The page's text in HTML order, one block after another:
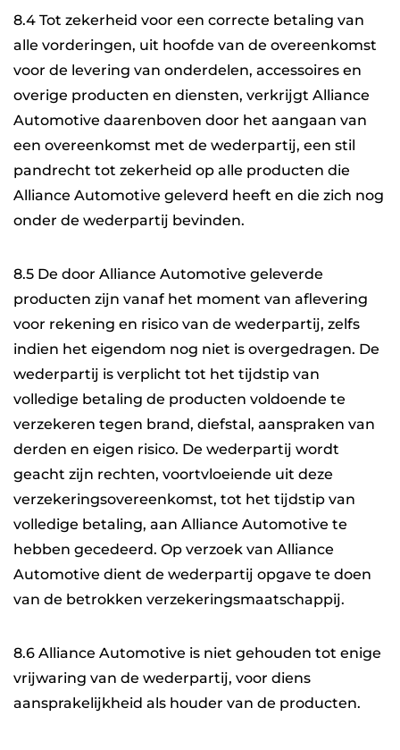
8.4 Tot zekerheid voor een correcte betaling van
alle vorderingen, uit hoofde van de overeenkomst
voor de levering van onderdelen, accessoires en
overige producten en diensten, verkrijgt Alliance
Automotive daarenboven door het aangaan van
een overeenkomst met de wederpartij, een stil
pandrecht tot zekerheid op alle producten die
Alliance Automotive geleverd heeft en die zich nog
onder de wederpartij bevinden.
8.5 De door Alliance Automotive geleverde
producten zijn vanaf het moment van aflevering
voor rekening en risico van de wederpartij, zelfs
indien het eigendom nog niet is overgedragen. De
wederpartij is verplicht tot het tijdstip van
volledige betaling de producten voldoende te
verzekeren tegen brand, diefstal, aanspraken van
derden en eigen risico. De wederpartij wordt
geacht zijn rechten, voortvloeiende uit deze
verzekeringsovereenkomst, tot het tijdstip van
volledige betaling, aan Alliance Automotive te
hebben gecedeerd. Op verzoek van Alliance
Automotive dient de wederpartij opgave te doen
van de betrokken verzekeringsmaatschappij.
8.6 Alliance Automotive is niet gehouden tot enige
vrijwaring van de wederpartij, voor diens
aansprakelijkheid als houder van de producten.